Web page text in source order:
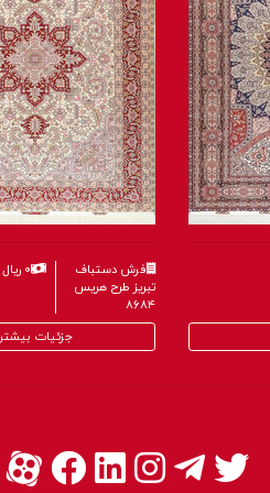
۰ ریال
فرش دستباف
تبریز طرح گنبد
۸۵۷۸
جزئیات بیشتر